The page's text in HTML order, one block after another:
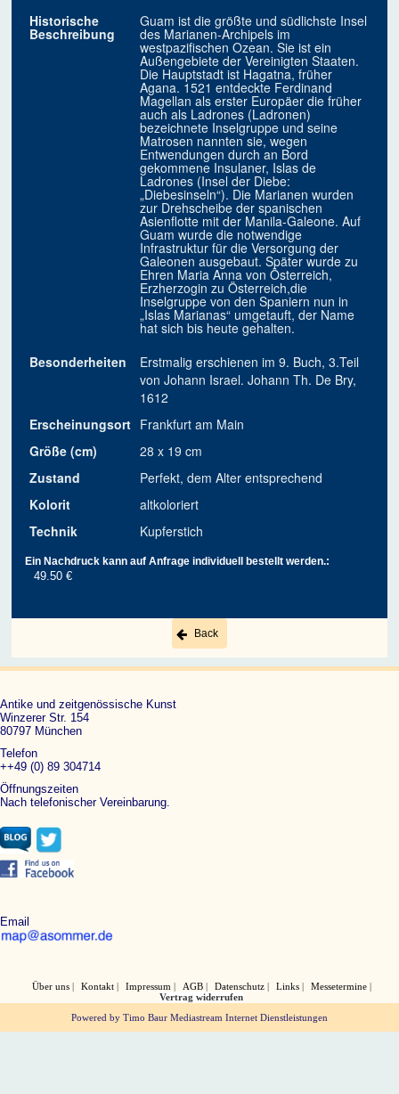
Historische
Beschreibung
Guam ist die größte und südlichste Insel
des Marianen-Archipels im
westpazifischen Ozean. Sie ist ein
Außengebiete der Vereinigten Staaten.
Die Hauptstadt ist Hagatna, früher
Agana. 1521 entdeckte Ferdinand
Magellan als erster Europäer die früher
auch als Ladrones (Ladronen)
bezeichnete Inselgruppe und seine
Matrosen nannten sie, wegen
Entwendungen durch an Bord
gekommene Insulaner, Islas de
Ladrones (Insel der Diebe:
„Diebesinseln“). Die Marianen wurden
zur Drehscheibe der spanischen
Asienflotte mit der Manila-Galeone. Auf
Guam wurde die notwendige
Infrastruktur für die Versorgung der
Galeonen ausgebaut. Später wurde zu
Ehren Maria Anna von Österreich,
Erzherzogin zu Österreich,die
Inselgruppe von den Spaniern nun in
„Islas Marianas“ umgetauft, der Name
hat sich bis heute gehalten.
Besonderheiten
Erstmalig erschienen im 9. Buch, 3.Teil
von Johann Israel. Johann Th. De Bry,
1612
Erscheinungsort Frankfurt am Main
Größe (cm)
28 x 19 cm
Zustand
Perfekt, dem Alter entsprechend
Kolorit
altkoloriert
Technik
Kupferstich
Ein Nachdruck kann auf Anfrage individuell bestellt werden.:
49.50 €
Back
Antike und zeitgenössische Kunst
Winzerer Str. 154
80797 München
Telefon
++49 (0) 89 304714
Öffnungszeiten
Nach telefonischer Vereinbarung.
Email
Über uns Kontakt Impressum AGB Datenschutz Links
Messetermine
Vertrag widerrufen
Powered by Timo Baur Mediastream Internet Dienstleistungen